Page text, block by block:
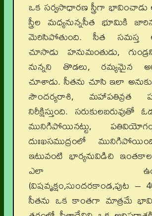
ఒక సర్వసాధారణ స్త్రీగా భావించాడు
స్త్రీల మధ్యనున్నసీత భూమికి
మెరిసిపోతుంది. సీత సమస్త
చూసాడు హనుమంతుడు,
నున్నని తొడలు, రమ్యమైన
చూశాడు. సీతను చూసి ఇలా
సౌందర్యరాశి, మహాపతివ్రత
నిరీక్షిస్తుంది. సరుకులబరువుతో
మునిగిపోయినట్టు,
దుఃఖసముద్రంలో
ఇటువంటి భార్యనువిడిచి
ఎలా
(విషవృక్షం,సుందరకాండ,పుట –
సీతను ఒక కాంతగా మాత్రమే